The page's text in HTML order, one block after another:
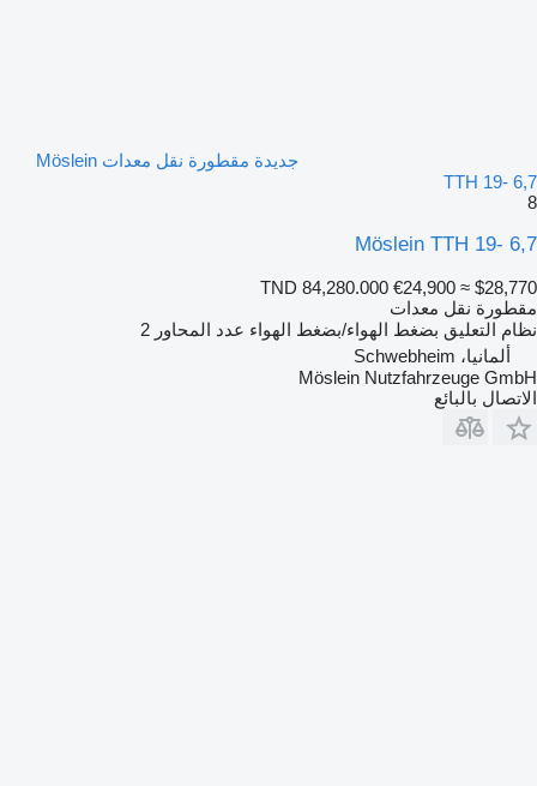
جديدة مقطورة نقل معدات Möslein
TTH 19- 6,7
8
Möslein TTH 19- 6,7
TND 84,280.000 €24,900 ≈ $28,770
مقطورة نقل معدات
نظام التعليق بضغط الهواء/بضغط الهواء عدد المحاور 2
ألمانيا، Schwebheim
Möslein Nutzfahrzeuge GmbH
الاتصال بالبائع